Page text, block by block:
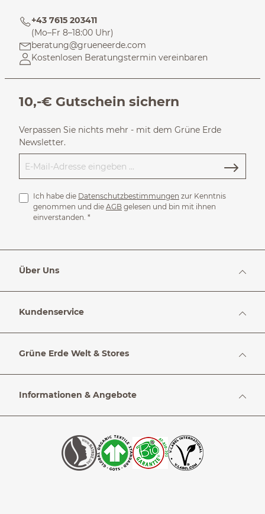
+43 7615 203411
(Mo–Fr 8–18:00 Uhr)
beratung@grueneerde.com
Kostenlosen Beratungstermin vereinbaren
10,-€ Gutschein sichern
Verpassen Sie nichts mehr - mit dem Grüne Erde
Newsletter.
Ich habe die Datenschutzbestimmungen zur Kenntnis
genommen und die AGB gelesen und bin mit ihnen
einverstanden. *
Über Uns
Kundenservice
Grüne Erde Welt & Stores
Informationen & Angebote